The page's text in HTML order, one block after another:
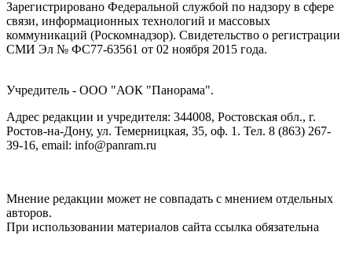
Зарегистрировано Федеральной службой по надзору в сфере
связи, информационных технологий и массовых
коммуникаций (Роскомнадзор). Cвидетельство о регистрации
СМИ Эл № ФС77-63561 от 02 ноября 2015 года.
Учредитель - ООО "АОК "Панорама".
Адрес редакции и учредителя: 344008, Ростовская обл., г.
Ростов-на-Дону, ул. Темерницкая, 35, оф. 1. Тел. 8 (863) 267-
39-16, email: info@panram.ru
Мнение редакции может не совпадать с мнением отдельных
авторов.
При использовании материалов сайта ссылка обязательна